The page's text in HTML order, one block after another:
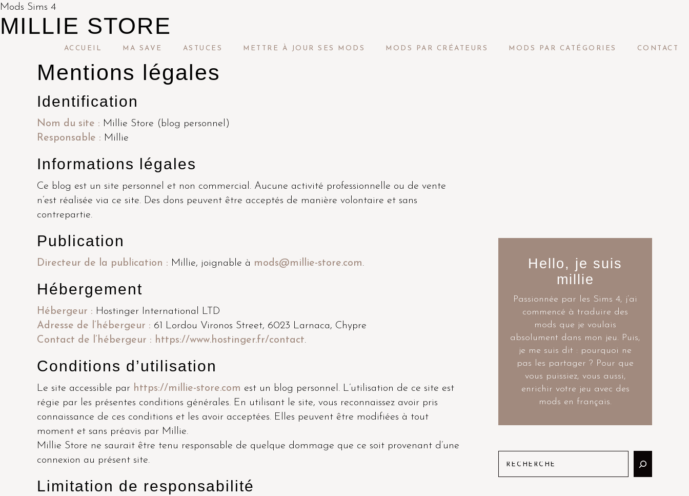
Mods Sims 4
MILLIE STORE
ACCUEIL MA SAVE ASTUCES METTRE À JOUR SES MODS MODS PAR CRÉATEURS MODS PAR CATÉGORIES CONTACT
Mentions légales
Identification
Nom du site : Millie Store (blog personnel)
Responsable : Millie
Informations légales
Ce blog est un site personnel et non commercial. Aucune activité professionnelle ou de vente
n’est réalisée via ce site. Des dons peuvent être acceptés de manière volontaire et sans
contrepartie.
Publication
Directeur de la publication : Millie, joignable à mods@millie-store.com.
Hébergement
Hébergeur : Hostinger International LTD
Adresse de l’hébergeur : 61 Lordou Vironos Street, 6023 Larnaca, Chypre
Contact de l’hébergeur : https://www.hostinger.fr/contact.
Conditions d’utilisation
Le site accessible par https://millie-store.com est un blog personnel. L’utilisation de ce site est
régie par les présentes conditions générales. En utilisant le site, vous reconnaissez avoir pris
connaissance de ces conditions et les avoir acceptées. Elles peuvent être modifiées à tout
moment et sans préavis par Millie.
Millie Store ne saurait être tenu responsable de quelque dommage que ce soit provenant d’une
connexion au présent site.
Limitation de responsabilité
Hello, je suis
millie
Passionnée par les Sims 4, j’ai
commencé à traduire des
mods que je voulais
absolument dans mon jeu. Puis,
je me suis dit : pourquoi ne
pas les partager ? Pour que
vous puissiez, vous aussi,
enrichir votre jeu avec des
mods en français.